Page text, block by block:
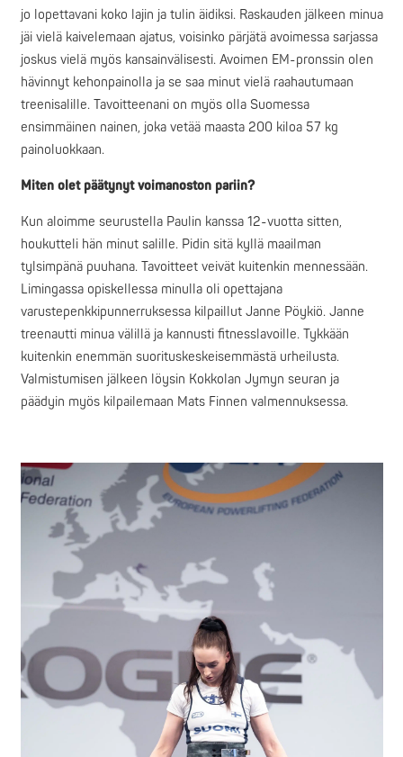
jo lopettavani koko lajin ja tulin äidiksi. Raskauden jälkeen minua
jäi vielä kaivelemaan ajatus, voisinko pärjätä avoimessa sarjassa
joskus vielä myös kansainvälisesti. Avoimen EM-pronssin olen
hävinnyt kehonpainolla ja se saa minut vielä raahautumaan
treenisalille. Tavoitteenani on myös olla Suomessa
ensimmäinen nainen, joka vetää maasta 200 kiloa 57 kg
painoluokkaan.
Miten olet päätynyt voimanoston pariin?
Kun aloimme seurustella Paulin kanssa 12-vuotta sitten,
houkutteli hän minut salille. Pidin sitä kyllä maailman
tylsimpänä puuhana. Tavoitteet veivät kuitenkin mennessään.
Limingassa opiskellessa minulla oli opettajana
varustepenkkipunnerruksessa kilpaillut Janne Pöykiö. Janne
treenautti minua välillä ja kannusti fitnesslavoille. Tykkään
kuitenkin enemmän suorituskeskeisemmästä urheilusta.
Valmistumisen jälkeen löysin Kokkolan Jymyn seuran ja
päädyin myös kilpailemaan Mats Finnen valmennuksessa.